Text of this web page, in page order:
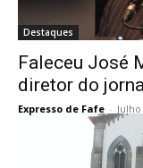
Destaques
Faleceu José
diretor do
Expresso de Fafe -